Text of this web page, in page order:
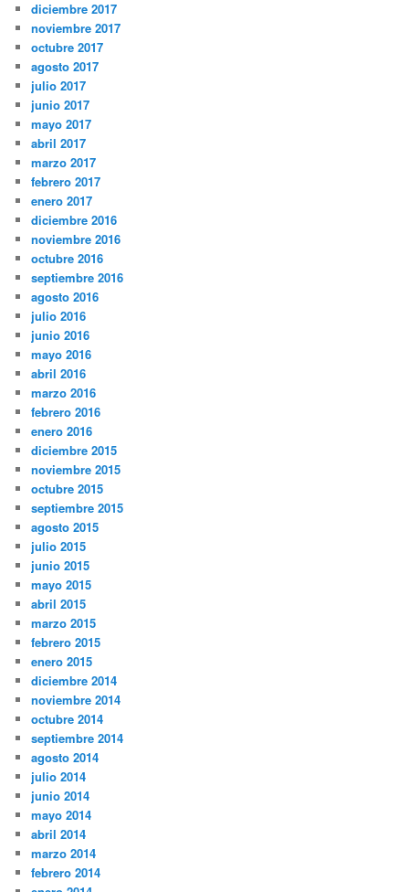
diciembre 2017
noviembre 2017
octubre 2017
agosto 2017
julio 2017
junio 2017
mayo 2017
abril 2017
marzo 2017
febrero 2017
enero 2017
diciembre 2016
noviembre 2016
octubre 2016
septiembre 2016
agosto 2016
julio 2016
junio 2016
mayo 2016
abril 2016
marzo 2016
febrero 2016
enero 2016
diciembre 2015
noviembre 2015
octubre 2015
septiembre 2015
agosto 2015
julio 2015
junio 2015
mayo 2015
abril 2015
marzo 2015
febrero 2015
enero 2015
diciembre 2014
noviembre 2014
octubre 2014
septiembre 2014
agosto 2014
julio 2014
junio 2014
mayo 2014
abril 2014
marzo 2014
febrero 2014